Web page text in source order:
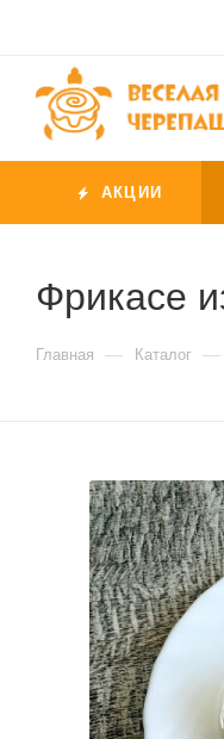
АКЦИИ
Фрикасе
Главная — Каталог —